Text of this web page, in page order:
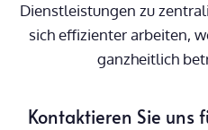
Dienstleistungen zu
sich effizienter arbeiten,
ganzheitlich
Kontaktieren Sie uns